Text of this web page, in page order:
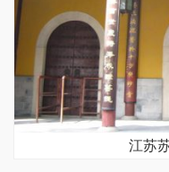
江苏